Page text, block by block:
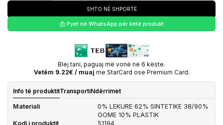
SHTO NË SHPORTË
📩 Pyet në WhatsApp për këtë produkt
Blej tani, paguaj më vonë në 6 këste.
Vetëm 9.22€ / muaj me StarCard ose Premium Card.
Info të produktitTransportiNdërrimet
Materiali
0% LEKURE 62% SINTETIKE 38/90%
GOME 10% PLASTIK
Kodi i produktit
51194